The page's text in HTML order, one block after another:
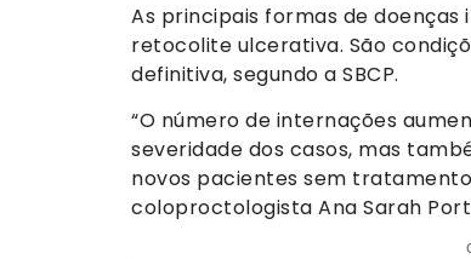
As principais formas de
retocolite ulcerativa. São
definitiva, segundo a SBCP.
“O número de internações
severidade dos casos, mas
novos pacientes sem
coloproctologista Ana Sarah